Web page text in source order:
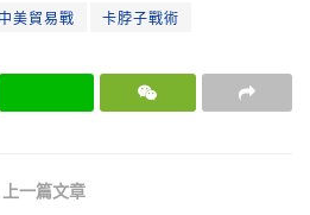
中美貿易戰 卡脖子戰術
上一篇文章